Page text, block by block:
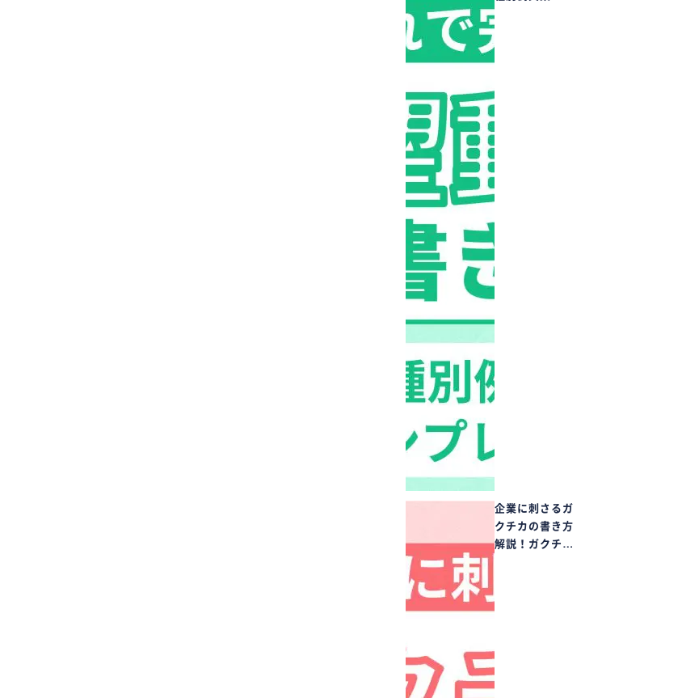
企業に刺さるガ
クチカの書き方
解説！ガクチ…